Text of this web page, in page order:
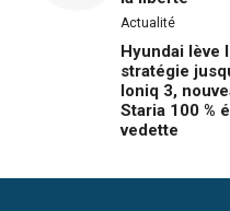
Actualité
Hyundai lève
stratégie
Ioniq 3,
Staria 100 %
vedette